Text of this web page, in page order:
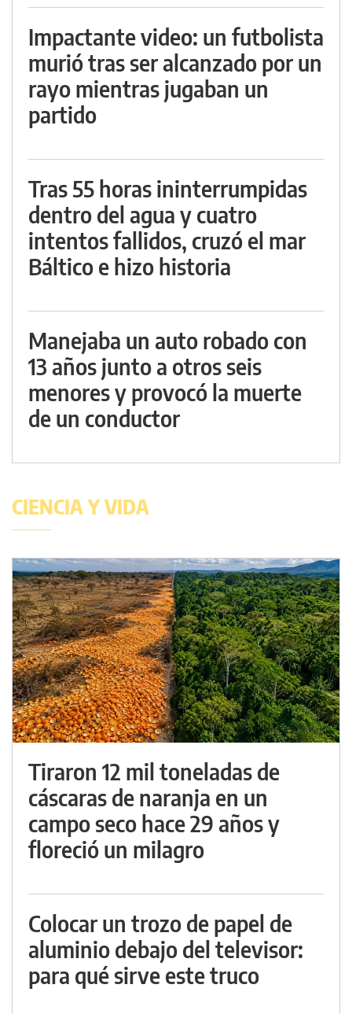
Impactante video: un futbolista
murió tras ser alcanzado por un
rayo mientras jugaban un
partido
Tras 55 horas ininterrumpidas
dentro del agua y cuatro
intentos fallidos, cruzó el mar
Báltico e hizo historia
Manejaba un auto robado con
13 años junto a otros seis
menores y provocó la muerte
de un conductor
CIENCIA Y VIDA
Tiraron 12 mil toneladas de
cáscaras de naranja en un
campo seco hace 29 años y
floreció un milagro
Colocar un trozo de papel de
aluminio debajo del televisor:
para qué sirve este truco